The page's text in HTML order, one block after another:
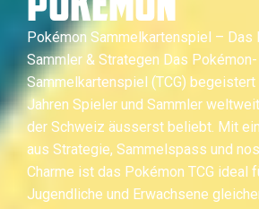
Pokémon Sammelkartenspiel – Das
Sammler & Strategen Das Pokémon-
Sammelkartenspiel (TCG)
Jahren Spieler und Sammler
der Schweiz äusserst beliebt. Mit
aus Strategie, Sammelspass und
Charme ist das Pokémon TCG ideal
Jugendliche und Erwachsene